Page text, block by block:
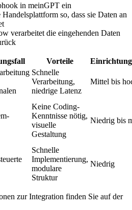
in meinGPT ein
so, dass sie Daten an
verarbeitet die eingehenden Daten
Vorteile
Schnelle
Verarbeitung,
niedrige Latenz
Mittel bis
Keine Coding-
Kenntnisse nötig,
visuelle
Gestaltung
Niedrig bis
Schnelle
Implementierung,
modulare
Struktur
Niedrig
zur Integration finden Sie auf der